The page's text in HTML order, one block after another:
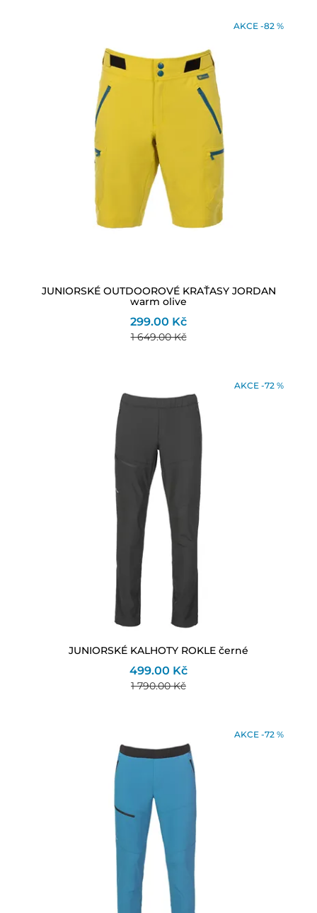
AKCE -82 %
JUNIORSKÉ OUTDOOROVÉ KRAŤASY JORDAN
warm olive
299.00 Kč
1 649.00 Kč
AKCE -72 %
JUNIORSKÉ KALHOTY ROKLE černé
499.00 Kč
1 790.00 Kč
AKCE -72 %